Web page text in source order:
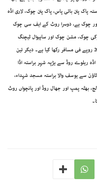
پاک پتن بائی پاس، پاک پتن چوک، لاری اڈہ
چوک ہے، دوسرا روٹ کے ایف سی چوک
چوک، مشن چوک اور ساہیوال ٹیچنگ
ہسپتال ہوگا۔ ان آرام دہ ایئر کنڈیشنڈ بسوں کا کرایہ صرف 20 روپے فی مسافر رکھا گیا ہے۔ دیگر تین
ریلوے روڈ سے ہڑپہ شہر براستہ اڈا
سے یوسف والا براستہ مسجد شہداء،
بھٹہ پمپ اور جھال روڈ اور پانچواں روٹ